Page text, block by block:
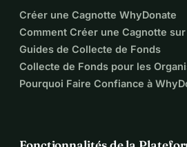
Créer une Cagnotte WhyDonate
Comment Créer une Cagnotte
Guides de Collecte de Fonds
Collecte de Fonds pour les
Pourquoi Faire Confiance à